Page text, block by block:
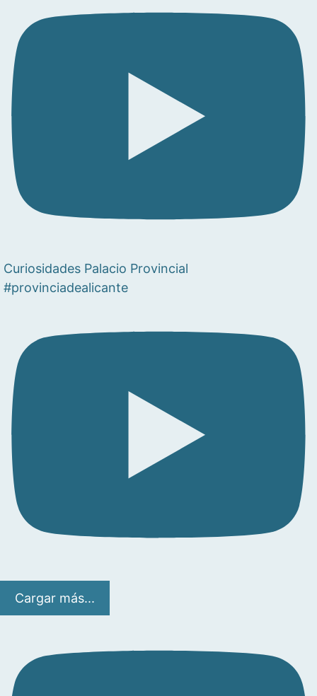
Curiosidades Palacio Provincial
#provinciadealicante
Cargar más...